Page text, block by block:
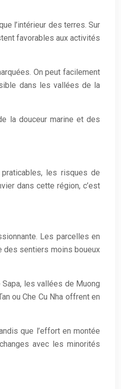
l’intérieur des terres. Sur
favorables aux activités
On peut facilement
dans les vallées de la
la douceur marine et des
les risques de
dans cette région, c’est
Les parcelles en
des sentiers moins boueux
les vallées de Muong
ou Che Cu Nha offrent en
que l’effort en montée
avec les minorités